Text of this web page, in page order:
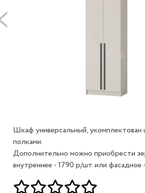
Шкаф универсальный, укомплектован
полками.
Дополнительно можно приобрести
внутреннее - 1790 р/шт. или